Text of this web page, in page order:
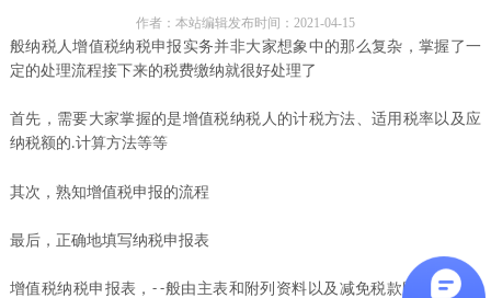
作者：本站编辑发布时间：2021-04-15
般纳税人增值税纳税申报实务并非大家想象中的那么复杂，掌握了一
定的处理流程接下来的税费缴纳就很好处理了
首先，需要大家掌握的是增值税纳税人的计税方法、适用税率以及应
纳税额的.计算方法等等
其次，熟知增值税申报的流程
最后，正确地填写纳税申报表
增值税纳税申报表， - -般由主表和附列资料以及减免税款明细表等组